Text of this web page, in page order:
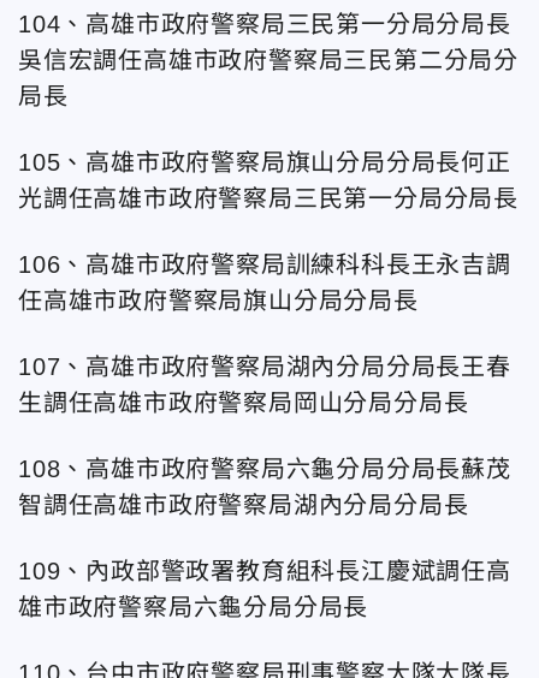
104、高雄市政府警察局三民第一分局分局長
吳信宏調任高雄市政府警察局三民第二分局分
局長
105、高雄市政府警察局旗山分局分局長何正
光調任高雄市政府警察局三民第一分局分局長
106、高雄市政府警察局訓練科科長王永吉調
任高雄市政府警察局旗山分局分局長
107、高雄市政府警察局湖內分局分局長王春
生調任高雄市政府警察局岡山分局分局長
108、高雄市政府警察局六龜分局分局長蘇茂
智調任高雄市政府警察局湖內分局分局長
109、內政部警政署教育組科長江慶斌調任高
雄市政府警察局六龜分局分局長